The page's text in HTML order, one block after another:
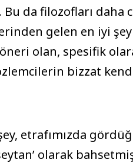
da filozofları daha
gelen en iyi
olan, spesifik
bizzat
etrafımızda
olarak